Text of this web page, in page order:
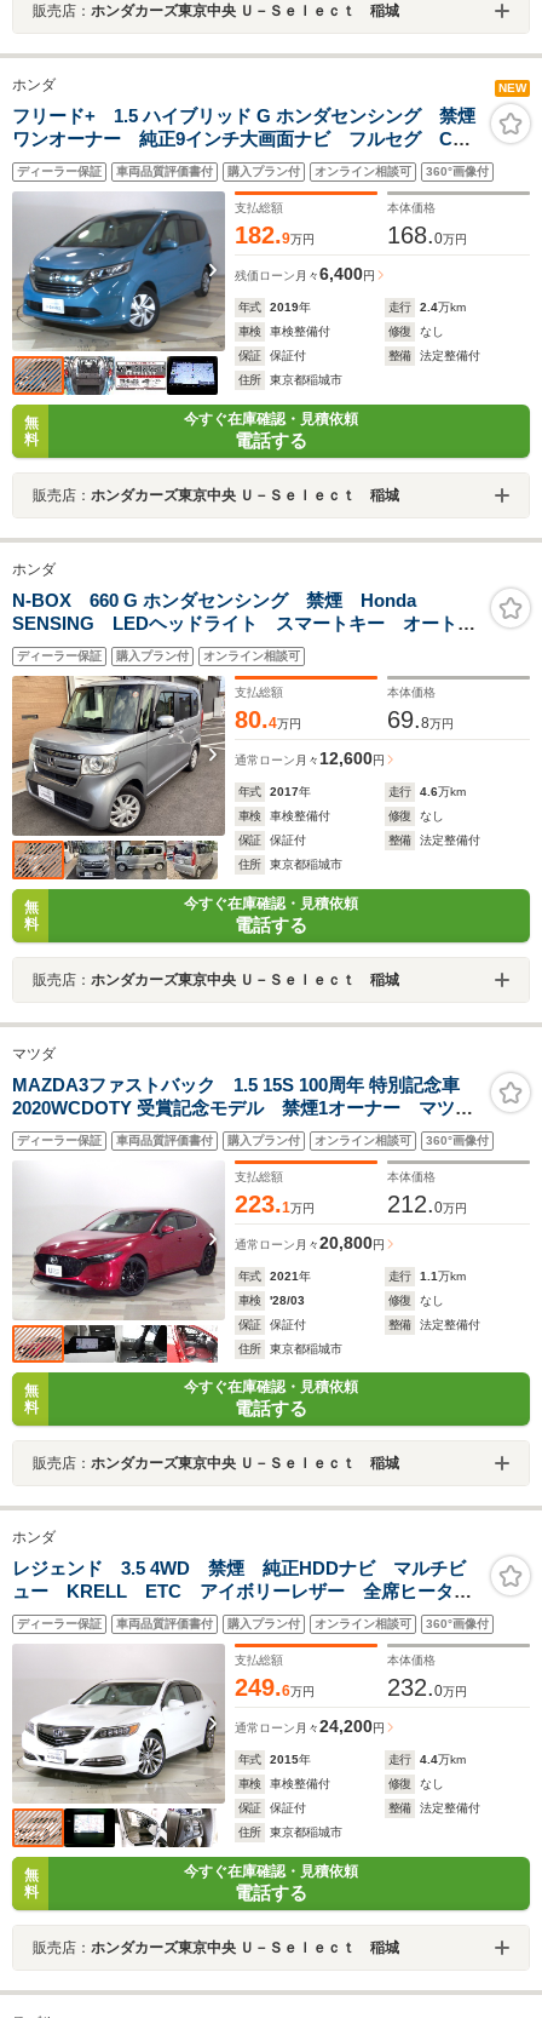
販売店： ホンダカーズ東京中央 Ｕ－Ｓｅｌｅｃｔ 稲城
ホンダ NEW
フリード+ 1.5 ハイブリッド G ホンダセンシング 禁煙
ワンオーナー 純正9インチ大画面ナビ フルセグ CD
録音 Bluetoothオーディオ DVD リアカメラ ETC
LED 両側電動スライドドア スマートキー
ディーラー保証 車両品質評価書付 購入プラン付 オンライン相談可 360°画像付
支払総額
182.9万円
本体価格
168.0万円
残価ローン 月々6,400円
年式 2019年 走行 2.4万km
車検
車検整備付 修復
なし
保証
保証付 整備
法定整備付
住所
東京都稲城市
無
料
今すぐ在庫確認・見積依頼
電話する
販売店： ホンダカーズ東京中央 Ｕ－Ｓｅｌｅｃｔ 稲城
ホンダ
N-BOX 660 G ホンダセンシング 禁煙 Honda
SENSING LEDヘッドライト スマートキー オートラ
イト ETC車載器 フルオートエアコン 純正ナビ
USB端子 Bluetoothオーディオ接続 CD バックカメ
ラ
ディーラー保証 購入プラン付 オンライン相談可
支払総額
80.4万円
本体価格
69.8万円
通常ローン 月々 12,600円
年式 2017年 走行 4.6万km
車検
車検整備付 修復
なし
保証
保証付 整備
法定整備付
住所
東京都稲城市
無
料
今すぐ在庫確認・見積依頼
電話する
販売店： ホンダカーズ東京中央 Ｕ－Ｓｅｌｅｃｔ 稲城
マツダ
MAZDA3ファストバック 1.5 15S 100周年 特別記念車
2020WCDOTY 受賞記念モデル 禁煙1オーナー マツダ
コネクトナビ 360°ビューモニター BOSE 前後ドラレ
コ ETC バーガンディレザー シート＆ステアヒータ
ー i-ACTIVSENSE BSM アダプティブLEDヘッドラ
ディーラー保証 車両品質評価書付 購入プラン付 オンライン相談可 360°画像付
支払総額
223.1万円
本体価格
212.0万円
通常ローン 月々20,800円
年式 2021年 走行 1.1万km
車検
'28/03 修復
なし
保証
保証付 整備
法定整備付
住所
東京都稲城市
無
料
今すぐ在庫確認・見積依頼
電話する
販売店： ホンダカーズ東京中央 Ｕ－Ｓｅｌｅｃｔ 稲城
ホンダ
レジェンド 3.5 4WD 禁煙 純正HDDナビ マルチビ
ュー KRELL ETC アイボリーレザー 全席ヒータ
ー ワイヤレス充電 サンルーフ ホンダセンシング
ブラインドスポットインフォ パーキングセンサー
ディーラー保証 車両品質評価書付 購入プラン付 オンライン相談可 360°画像付
支払総額
249.6万円
本体価格
232.0万円
通常ローン 月々24,200円
年式 2015年 走行 4.4万km
車検
車検整備付 修復
なし
保証
保証付 整備
法定整備付
住所
東京都稲城市
無
料
今すぐ在庫確認・見積依頼
電話する
販売店： ホンダカーズ東京中央 Ｕ－Ｓｅｌｅｃｔ 稲城